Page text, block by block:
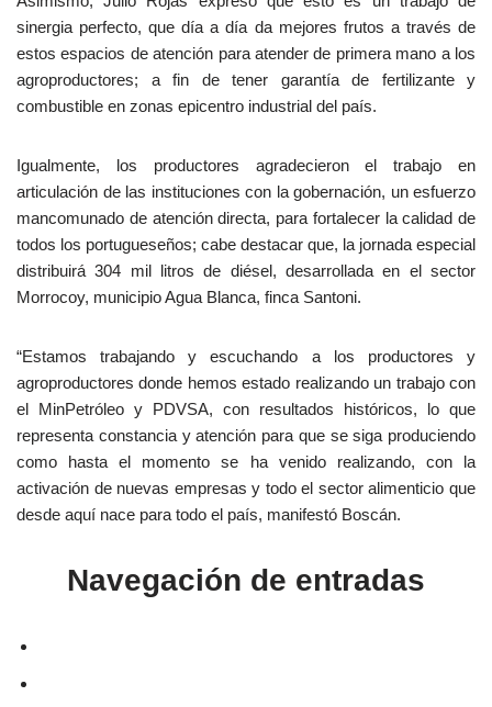
sinergia perfecto, que día a día da mejores frutos a través de
estos espacios de atención para atender de primera mano a los
agroproductores; a fin de tener garantía de fertilizante y
combustible en zonas epicentro industrial del país.
Igualmente, los productores agradecieron el trabajo en
articulación de las instituciones con la gobernación, un esfuerzo
mancomunado de atención directa, para fortalecer la calidad de
todos los portugueseños; cabe destacar que, la jornada especial
distribuirá 304 mil litros de diésel, desarrollada en el sector
Morrocoy, municipio Agua Blanca, finca Santoni.
“Estamos trabajando y escuchando a los productores y
agroproductores donde hemos estado realizando un trabajo con
el MinPetróleo y PDVSA, con resultados históricos, lo que
representa constancia y atención para que se siga produciendo
como hasta el momento se ha venido realizando, con la
activación de nuevas empresas y todo el sector alimenticio que
desde aquí nace para todo el país, manifestó Boscán.
Navegación de entradas